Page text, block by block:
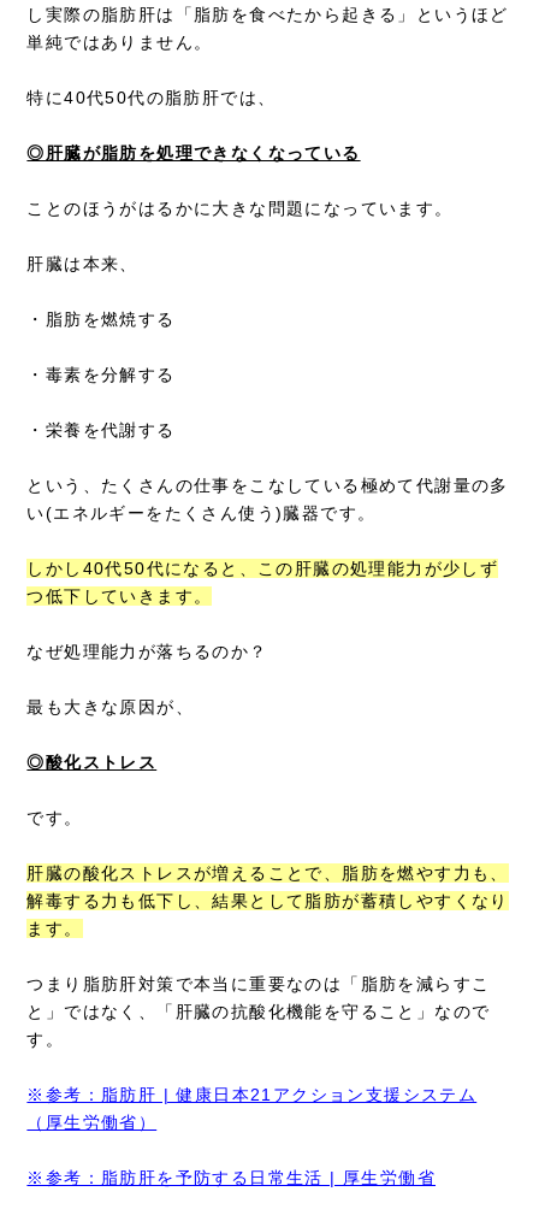
し実際の脂肪肝は「脂肪を食べたから起きる」というほど
単純ではありません。
特に40代50代の脂肪肝では、
◎肝臓が脂肪を処理できなくなっている
ことのほうがはるかに大きな問題になっています。
肝臓は本来、
・脂肪を燃焼する
・毒素を分解する
・栄養を代謝する
という、たくさんの仕事をこなしている極めて代謝量の多
い(エネルギーをたくさん使う)臓器です。
しかし40代50代になると、この肝臓の処理能力が少しず
つ低下していきます。
なぜ処理能力が落ちるのか？
最も大きな原因が、
◎酸化ストレス
です。
肝臓の酸化ストレスが増えることで、脂肪を燃やす力も、
解毒する力も低下し、結果として脂肪が蓄積しやすくなり
ます。
つまり脂肪肝対策で本当に重要なのは「脂肪を減らすこ
と」ではなく、「肝臓の抗酸化機能を守ること」なので
す。
※参考：脂肪肝 | 健康日本21アクション支援システム
（厚生労働省）
※参考：脂肪肝を予防する日常生活 | 厚生労働省